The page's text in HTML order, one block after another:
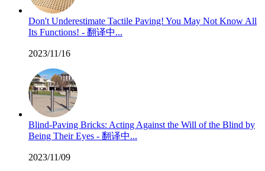
Don't Underestimate Tactile Paving! You May Not Know All
Its Functions! - 翻译中...
2023/11/16
Blind-Paving Bricks: Acting Against the Will of the Blind by
Being Their Eyes - 翻译中...
2023/11/09